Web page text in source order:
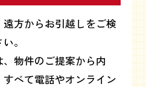
方からお引越しをご検
。
物件のご提案から内
べて電話やオンライン